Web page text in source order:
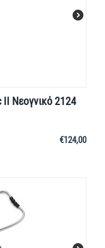
Νεογνικό 2124
€124,00